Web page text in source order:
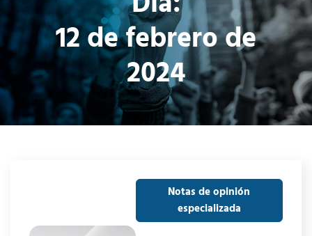
12 de febrero de
2024
Notas de opinión
especializada